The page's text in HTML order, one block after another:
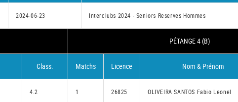
2024-06-23 Interclubs 2024 - Seniors Reserves Hommes
PÉTANGE 4 (B)
Class. Matchs Licence Nom & Prénom
4.2 1 26825 OLIVEIRA SANTOS Fabio Leonel